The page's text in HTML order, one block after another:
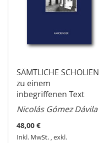
SÄMTLICHE SCHOLIEN
zu einem
inbegriffenen Text
Nicolás Gómez Dávila
48,00 €
Inkl. MwSt. ,exkl.